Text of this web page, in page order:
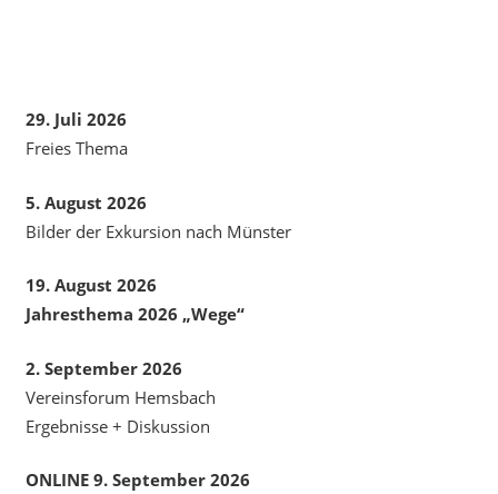
29. Juli 2026
Freies Thema
5. August 2026
Bilder der Exkursion nach Münster
19. August 2026
Jahresthema 2026 „Wege“
2. September 2026
Vereinsforum Hemsbach
Ergebnisse + Diskussion
ONLINE 9. September 2026